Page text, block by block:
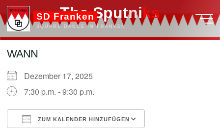
Zum
Inhalt
springen
SD Franken
SQUARE DANCE IN FRANKEN
The Sputniks
s
WANN
Dezember 17, 2025
7:30 p.m. - 9:30 p.m.
ZUM KALENDER HINZUFÜGEN